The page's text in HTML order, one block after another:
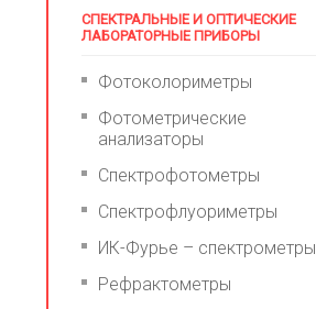
СПЕКТРАЛЬНЫЕ И ОПТИЧЕСКИЕ
ЛАБОРАТОРНЫЕ ПРИБОРЫ
Фотоколориметры
Фотометрические
анализаторы
Спектрофотометры
Спектрофлуориметры
ИК-Фурье – спектрометры
Рефрактометры